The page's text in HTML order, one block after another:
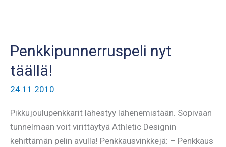
Penkkipunnerruspeli nyt
täällä!
24.11.2010
Pikkujoulupenkkarit lähestyy lähenemistään. Sopivaan
tunnelmaan voit virittäytyä Athletic Designin
kehittämän pelin avulla! Penkkausvinkkejä: – Penkkaus